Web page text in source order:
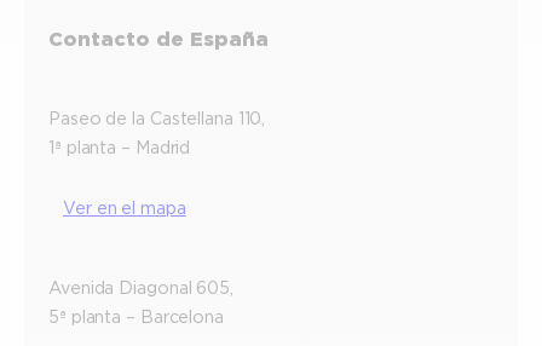
Contacto de España
Paseo de la Castellana 110,
1ª planta – Madrid
Ver en el mapa
Avenida Diagonal 605,
5ª planta – Barcelona